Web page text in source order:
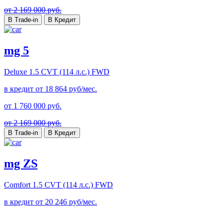
от 2 169 000 руб.
В Trade-in В Кредит
mg 5
Deluxe 1.5 CVT (114 л.с.) FWD
в кредит от 18 864 руб/мес.
от 1 760 000 руб.
от 2 169 000 руб.
В Trade-in В Кредит
mg ZS
Comfort 1.5 CVT (114 л.с.) FWD
в кредит от 20 246 руб/мес.